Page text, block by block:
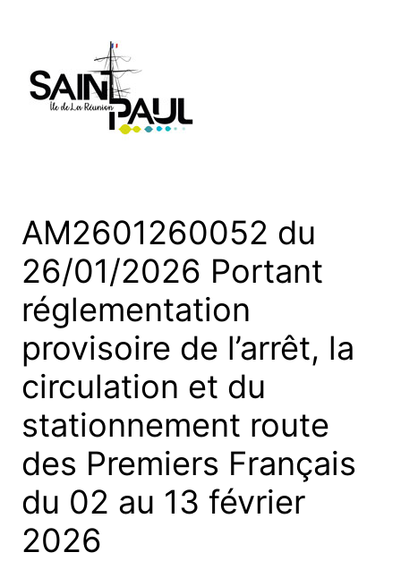
AM2601260052 du
26/01/2026 Portant
réglementation
provisoire de l’arrêt, la
circulation et du
stationnement route
des Premiers Français
du 02 au 13 février
2026